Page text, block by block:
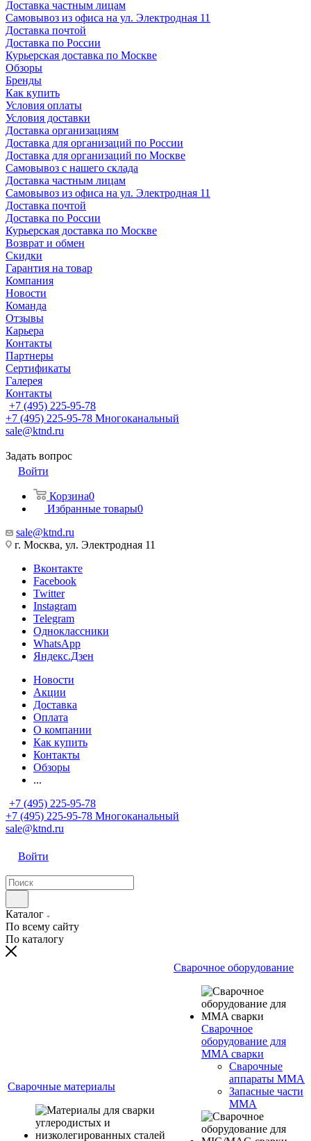
Доставка частным лицам
Самовывоз из офиса на ул. Электродная 11
Доставка почтой
Доставка по России
Курьерская доставка по Москве
Обзоры
Бренды
Как купить
Условия оплаты
Условия доставки
Доставка организациям
Доставка для организаций по России
Доставка для организаций по Москве
Самовывоз с нашего склада
Доставка частным лицам
Самовывоз из офиса на ул. Электродная 11
Доставка почтой
Доставка по России
Курьерская доставка по Москве
Возврат и обмен
Скидки
Гарантия на товар
Компания
Новости
Команда
Отзывы
Карьера
Контакты
Партнеры
Сертификаты
Галерея
Контакты
+7 (495) 225-95-78
+7 (495) 225-95-78 Многоканальный
sale@ktnd.ru
Задать вопрос
Войти
Корзина0
Избранные товары0
sale@ktnd.ru
г. Москва, ул. Электродная 11
Вконтакте
Facebook
Twitter
Instagram
Telegram
Одноклассники
WhatsApp
Яндекс.Дзен
Новости
Акции
Доставка
Оплата
О компании
Как купить
Контакты
Обзоры
...
+7 (495) 225-95-78
+7 (495) 225-95-78 Многоканальный
sale@ktnd.ru
Войти
Каталог
По всему сайту
По каталогу
Сварочные материалы
Сварочное оборудование
Сварочное
оборудование для
MMA сварки
Сварочные
аппараты MMA
Запасные части
MMA